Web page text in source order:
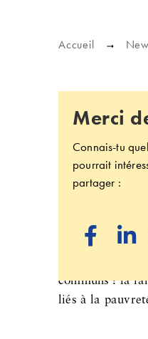
Accueil
Du 3 au 8
collaboratrice
dans la région
ses impressions
Plus je visite le
d'un seul
c'est-à-dire
nous sommes
communs : la
liés à la
Merci
Connais-tu
pourrait
partager :
 